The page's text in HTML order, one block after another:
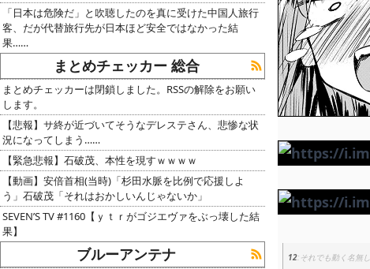
12 それでも動く名無し
「日本は危険だ」と吹聴したのを真に受けた中国人旅行
客、だが代替旅行先が日本ほど安全ではなかった結
果……
まとめチェッカー 総合
まとめチェッカーは閉鎖しました。RSSの解除をお願い
します。
【悲報】サ終が近づいてそうなデレステさん、悲惨な状
況になってしまう……
【緊急悲報】石破茂、本性を現すｗｗｗｗ
【動画】安倍首相(当時)「杉田水脈を比例で応援しよ
う」石破茂「それはおかしいんじゃないか」
SEVEN’S TV #1160【ｙｔｒがゴジエヴァをぶっ壊した結
果】
ブルーアンテナ